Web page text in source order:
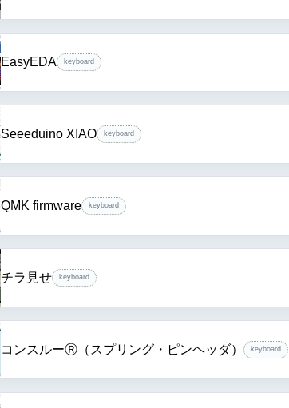
EasyEDA keyboard
Seeeduino XIAO keyboard
QMK firmware keyboard
チラ見せ keyboard
コンスルーⓇ（スプリング・ピンヘッダ） keyboard